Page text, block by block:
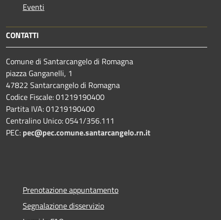
Eventi
CONTATTI
Comune di Santarcangelo di Romagna
piazza Ganganelli, 1
47822 Santarcangelo di Romagna
Codice Fiscale: 01219190400
Partita IVA: 01219190400
Centralino Unico: 0541/356.111
PEC: pec@pec.comune.santarcangelo.rn.it
Prenotazione appuntamento
Segnalazione disservizio